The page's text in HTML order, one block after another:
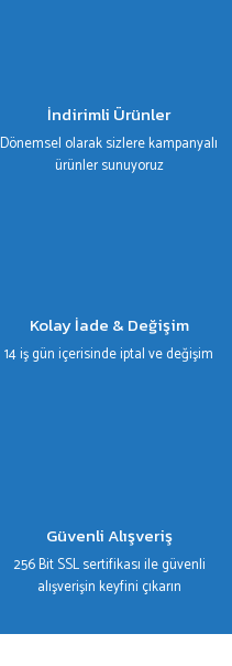
İndirimli Ürünler
Dönemsel olarak sizlere kampanyalı
ürünler sunuyoruz
Kolay İade & Değişim
14 iş gün içerisinde iptal ve değişim
Güvenli Alışveriş
256 Bit SSL sertifikası ile güvenli
alışverişin keyfini çıkarın